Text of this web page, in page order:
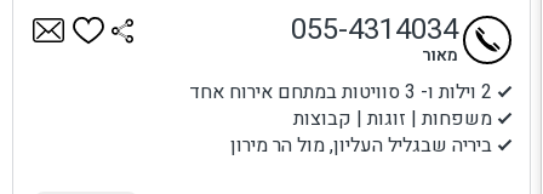
2 וילות ו- 3 סוויטות במתחם אירוח אחד
משפחות | זוגות | קבוצות
ביריה שבגליל העליון, מול הר מירון
055-4314034
מאור